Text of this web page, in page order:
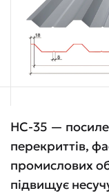
НС-35 —
перекриттів,
промислових
підвищує